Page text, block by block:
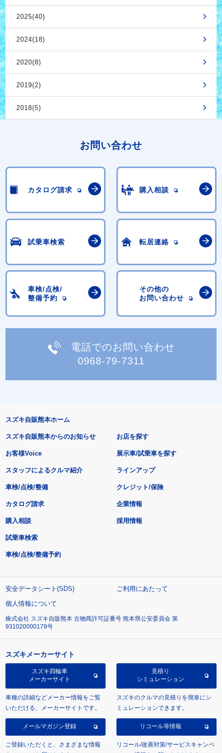
2025(40)
2024(18)
2020(8)
2019(2)
2018(5)
お問い合わせ
カタログ請求 購入相談
試乗車検索 転居連絡
車検/点検/
整備予約
その他の
お問い合わせ
電話でのお問い合わせ
0968-79-7311
スズキ自販熊本ホーム
スズキ自販熊本からのお知らせ
お客様Voice
スタッフによるクルマ紹介
お店を探す
展示車/試乗車を探す
ラインアップ
車検/点検/整備 クレジット/保険
カタログ請求
購入相談
試乗車検索
車検/点検/整備予約
企業情報
採用情報
安全データシート(SDS)
ご利用にあたって
個人情報について
株式会社 スズキ自販熊本 古物商許可証番号 熊本県公安委員会 第
931020000179号
スズキメーカーサイト
スズキ四輪車
メーカーサイト
車種の詳細などメーカー情報をご覧
いただける、メーカーサイトです。
見積り
シミュレーション
スズキのクルマの見積りを簡単にシ
ミュレーションできます。
メールマガジン登録
ご登録いただくと、さまざまな情報
リコール等情報
リコール/改善対策/サービスキャンペ